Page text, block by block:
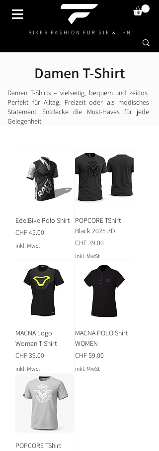
BIKER FASHION FÜR SIE & IHN
Damen T-Shirt
Damen T-Shirts – vielseitig, bequem und zeitlos.
Perfekt für Alltag, Freizeit oder als modisches
Statement. Entdecke die Must-Haves für jede
Gelegenheit
EdelBike Polo Shirt
Preis
CHF 45.00
inkl. MwSt
POPCORE TShirt
Black 2025 3D
Preis
CHF 39.00
inkl. MwSt
MACNA Logo
Women T-Shirt
Preis
CHF 39.00
inkl. MwSt
MACNA POLO Shirt
WOMEN
Preis
CHF 59.00
inkl. MwSt
POPCORE TShirt